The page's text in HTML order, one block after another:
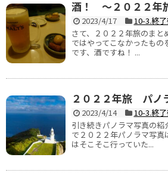
酒！ ～２０２２年
2023/4/17
10-3.終
さて、２０２２年旅のま
ではやってこなかったもの
です、酒ですね！ ...
２０２２年旅 パノ
2023/4/14
10-3.終
引き続きパノラマ写真の
で２０２２年パノラマ写
はそこそこ行っていた...